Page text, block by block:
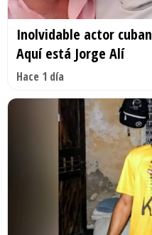
Inolvidable actor
Aquí está Jorge Alí
Hace 1 día